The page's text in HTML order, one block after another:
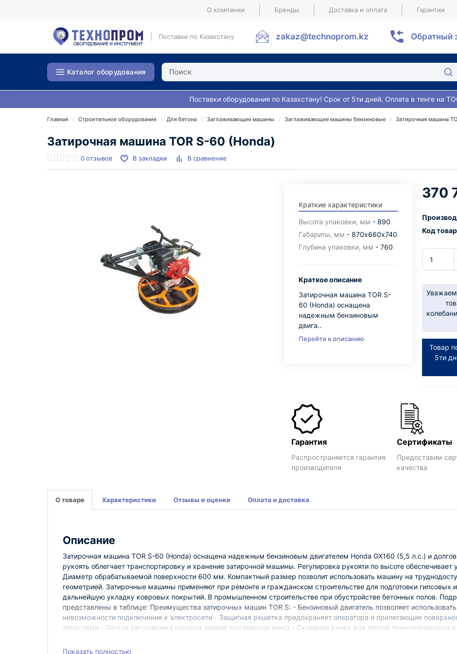
О компании Бренды Доставка и оплата Гарантии
Поставки по Казахстану zakaz@technoprom.kz Обратный
Каталог оборудования
Поставки оборудования по Казахстану! Срок от 5ти дней. Оплата в тенге на
Главная Строительное оборудование Для бетона Заглаживающие машины Заглаживающие машины бензиновые Затирочная машина
Затирочная машина TOR S-60 (Honda)
0 отзывов В закладки В сравнение
Краткие характеристики
Высота упаковки, мм - 890
Габариты, мм - 870х660х740
Глубина упаковки, мм - 760
Краткое описание
Затирочная машина TOR S-
60 (Honda) оснащена
надежным бензиновым
двига..
Перейти к описанию
370
Код
Товар
5ти
Гарантия
Распространяется гарантия
производителя
Сертификаты
Предоставим
качества
О товаре Характеристики Отзывы и оценки Оплата и доставка
Описание
Затирочная машина TOR S-60 (Honda) оснащена надежным бензиновым двигателем Honda GX160 (5,5 л.с.) и
рукоять облегчает транспортировку и хранение затирочной машины. Регулировка рукояти по высоте
Диаметр обрабатываемой поверхности 600 мм. Компактный размер позволит использовать машину на
геометрией. Затирочные машины применяют при ремонте и гражданском строительстве для подготовки гипсовых
дальнейшую укладку ковровых покрытий. В промышленном строительстве при обустройстве бетонных полов.
представлены в таблице: Преимущества затирочных машин TOR S: - Бензиновый двигатель позволяет
невозможности подключения к электросети - Защитная решетка предохраняет оператора и прилегающие
лопастями - Легкая регулировка наклона лезвий при помощи винта - Складная ручка для легкой транспортировки
обработку бетонных поверхностей - Регулировка скорости вращения лопастей помогает настроить скорость
Показать полностью